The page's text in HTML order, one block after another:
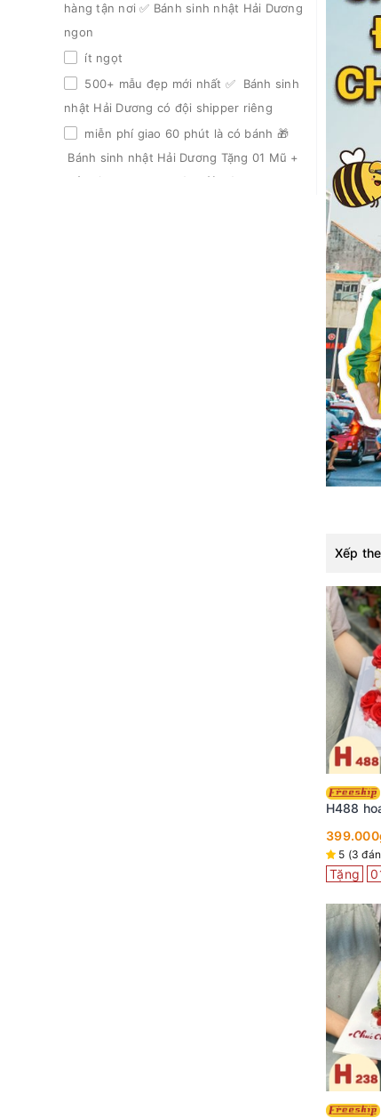
hàng tận nơi ✅ Bánh sinh nhật Hải Dương
ngon
ít ngọt
500+ mẫu đẹp mới nhất ✅ Bánh sinh
nhật Hải Dương có đội shipper riêng
miễn phí giao 60 phút là có bánh 🎁
Bánh sinh nhật Hải Dương Tặng 01 Mũ +
Nến và dao đĩa ăn bánh 🎁 Bánh sinh nhật
Xếp
Bánh kem sinh nhật
H488
5 (3
Tặng
Bánh kem sinh nhật